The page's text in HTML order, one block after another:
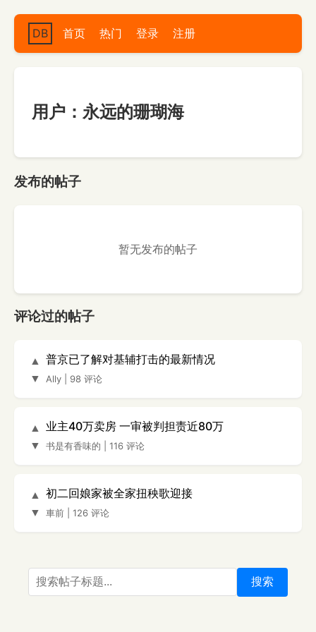
DB 首页 热门 登录 注册
用户：永远的珊瑚海
发布的帖子
暂无发布的帖子
评论过的帖子
▲
▼
普京已了解对基辅打击的最新情况
Ally 98 评论
▲
▼
业主40万卖房 一审被判担责近80万
书是有香味的 116 评论
▲
▼
初二回娘家被全家扭秧歌迎接
車前 126 评论
搜索